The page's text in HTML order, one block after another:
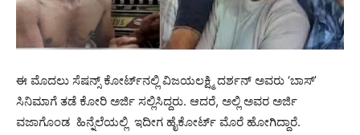
ಈ ಮೊದಲು ಸೆಷನ್ಸ್ ಕೋರ್ಟ್​​ನಲ್ಲಿ ವಿಜಯಲಕ್ಷ್ಮಿ ದರ್ಶನ್ ಅವರು ‘ಬಾಸ್’
ಸಿನಿಮಾಗೆ ತಡೆ ಕೋರಿ ಅರ್ಜಿ ಸಲ್ಲಿಸಿದ್ದರು. ಆದರೆ, ಅಲ್ಲಿ ಅವರ ಅರ್ಜಿ
ವಜಾಗೊಂಡ ಹಿನ್ನೆಲೆಯಲ್ಲಿ ಇದೀಗ ಹೈಕೋರ್ಟ್ ಮೊರೆ ಹೋಗಿದ್ದಾರೆ.